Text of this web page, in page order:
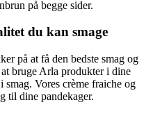
på begge sider.
du kan smage
på at få den bedste smag og
bruge Arla produkter i dine
Vores crème fraiche og
til dine pandekager.